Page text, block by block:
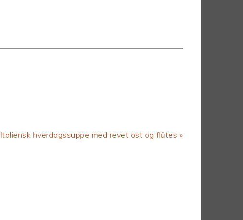
Next
Italiensk hverdagssuppe med revet ost og flûtes »